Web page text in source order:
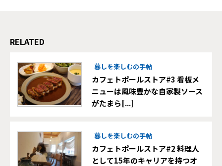
RELATED
暮しを楽しむの手帖
カフェトポールストア#3 看板メ
ニューは風味豊かな自家製ソース
がたまら[...]
暮しを楽しむの手帖
カフェトポールストア#2 料理人
として15年のキャリアを持つオ